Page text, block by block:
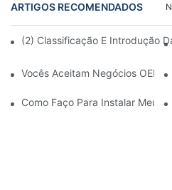
ARTIGOS RECOMENDADOS
(2) Classificação E Introdução
Vocês Aceitam Negócios OEM?
Como Faço Para Instalar Meu